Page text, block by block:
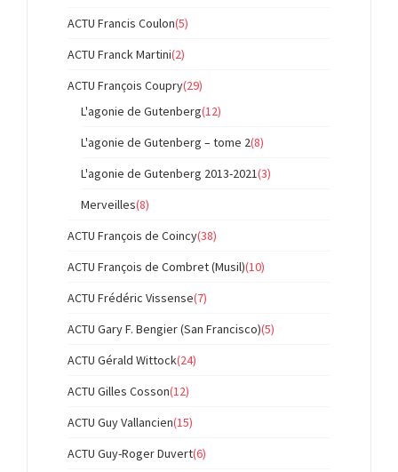
ACTU Francis Coulon(5)
ACTU Franck Martini(2)
ACTU François Coupry(29)
L'agonie de Gutenberg(12)
L'agonie de Gutenberg – tome 2(8)
L'agonie de Gutenberg 2013-2021(3)
Merveilles(8)
ACTU François de Coincy(38)
ACTU François de Combret (Musil)(10)
ACTU Frédéric Vissense(7)
ACTU Gary F. Bengier (San Francisco)(5)
ACTU Gérald Wittock(24)
ACTU Gilles Cosson(12)
ACTU Guy Vallancien(15)
ACTU Guy-Roger Duvert(6)